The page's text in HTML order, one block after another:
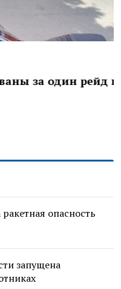
за один рейд в
опасность
запущена